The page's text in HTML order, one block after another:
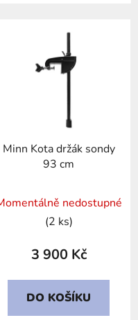
Minn Kota držák sondy
93 cm
nedostupné
(2 ks)
3 900 Kč
DO KOŠÍKU